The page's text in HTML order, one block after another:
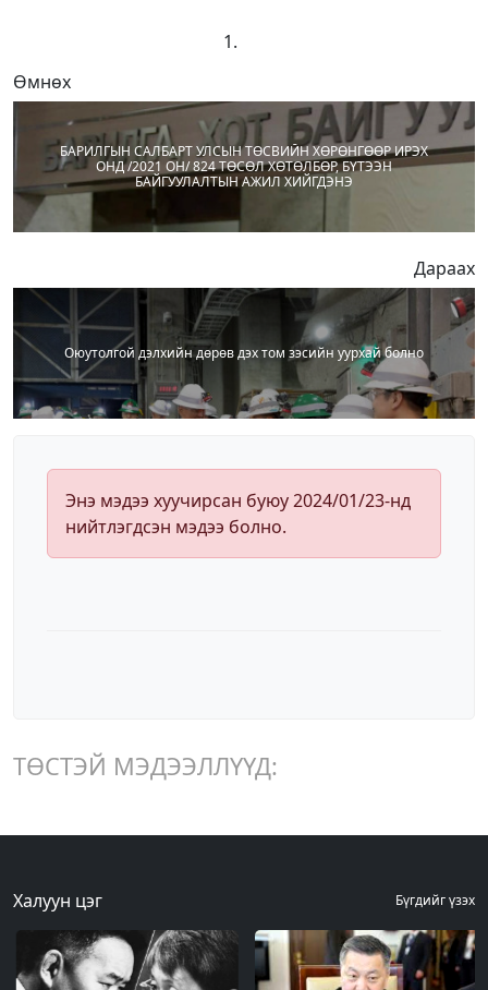
Өмнөх
БАРИЛГЫН САЛБАРТ УЛСЫН ТӨСВИЙН ХӨРӨНГӨӨР ИРЭХ
ОНД /2021 ОН/ 824 ТӨСӨЛ ХӨТӨЛБӨР, БҮТЭЭН
БАЙГУУЛАЛТЫН АЖИЛ ХИЙГДЭНЭ
Дараах
Оюутолгой дэлхийн дөрөв дэх том зэсийн уурхай болно
Энэ мэдээ хуучирсан буюу 2024/01/23-нд
нийтлэгдсэн мэдээ болно.
ТӨСТЭЙ МЭДЭЭЛЛҮҮД:
Халуун цэг Бүгдийг үзэх